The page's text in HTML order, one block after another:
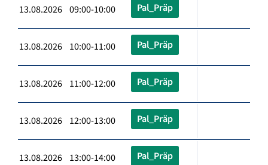
13.08.2026 09:00-10:00 Pal_Präp
13.08.2026 10:00-11:00 Pal_Präp
13.08.2026 11:00-12:00 Pal_Präp
13.08.2026 12:00-13:00 Pal_Präp
13.08.2026 13:00-14:00 Pal_Präp